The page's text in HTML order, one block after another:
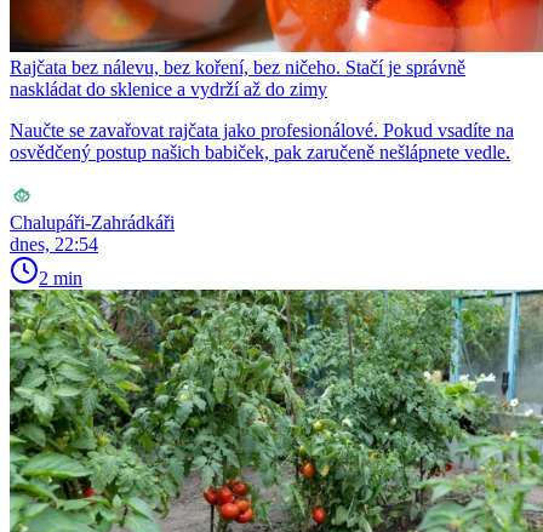
Rajčata bez nálevu, bez koření, bez ničeho. Stačí je správně
naskládat do sklenice a vydrží až do zimy
Naučte se zavařovat rajčata jako profesionálové. Pokud vsadíte na
osvědčený postup našich babiček, pak zaručeně nešlápnete vedle.
Chalupáři-Zahrádkáři
dnes, 22:54
2 min